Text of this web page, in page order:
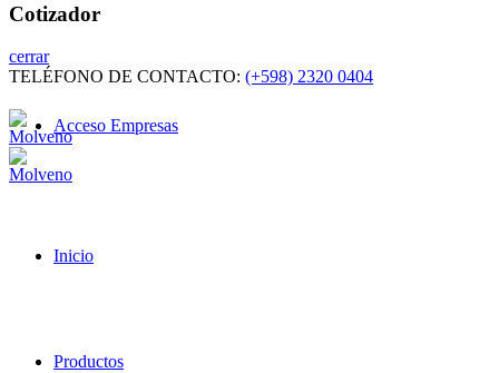
Cotizador
cerrar
TELÉFONO DE CONTACTO: (+598) 2320 0404
Acceso Empresas
Inicio
Productos